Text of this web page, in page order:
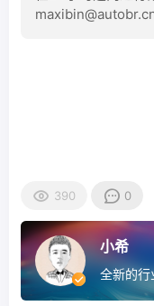
390 0
小希
全新的行